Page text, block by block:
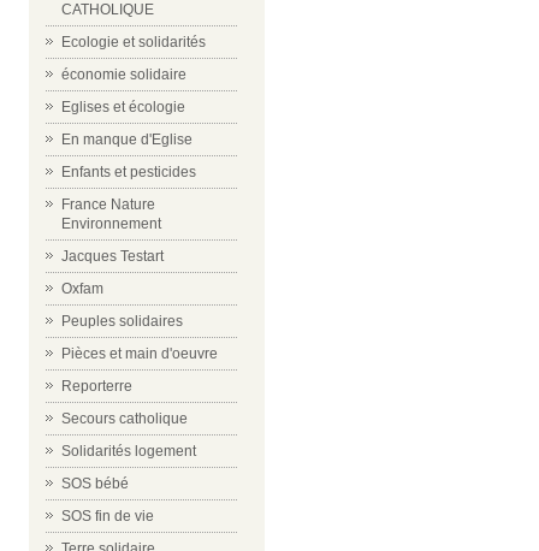
CATHOLIQUE
Ecologie et solidarités
économie solidaire
Eglises et écologie
En manque d'Eglise
Enfants et pesticides
France Nature
Environnement
Jacques Testart
Oxfam
Peuples solidaires
Pièces et main d'oeuvre
Reporterre
Secours catholique
Solidarités logement
SOS bébé
SOS fin de vie